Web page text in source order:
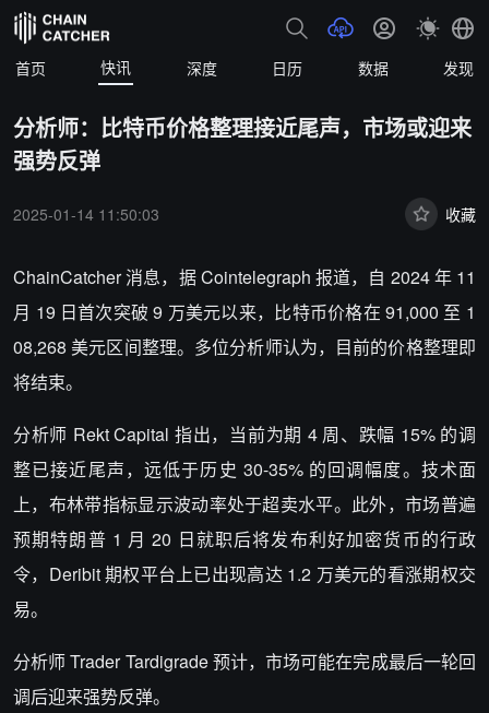
首页 快讯 深度 日历 数据 发现
分析师：比特币价格整理接近尾声，市场或迎来
强势反弹
2025-01-14 11:50:03 收藏
ChainCatcher 消息，据 Cointelegraph 报道，自 2024 年 11
月 19 日首次突破 9 万美元以来，比特币价格在 91,000 至 1
08,268 美元区间整理。多位分析师认为，目前的价格整理即
将结束。
分析师 Rekt Capital 指出，当前为期 4 周、跌幅 15% 的调
整已接近尾声，远低于历史 30-35% 的回调幅度。技术面
上，布林带指标显示波动率处于超卖水平。此外，市场普遍
预期特朗普 1 月 20 日就职后将发布利好加密货币的行政
令，Deribit 期权平台上已出现高达 1.2 万美元的看涨期权交
易。
分析师 Trader Tardigrade 预计，市场可能在完成最后一轮回
调后迎来强势反弹。